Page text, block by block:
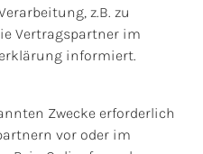
z.B. zu
Vertragspartner im
informiert.
Zwecke erforderlich
vor oder im